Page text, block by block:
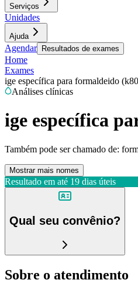
Serviços
Unidades
Ajuda
Agendar Resultados de exames
Home
Exames
ige específica para formaldeido
Análises clínicas
ige específica
Também pode ser chamado de:
Mostrar mais nomes
Resultado em até 19 dias úteis
Qual seu convênio?
Sobre o atendimento